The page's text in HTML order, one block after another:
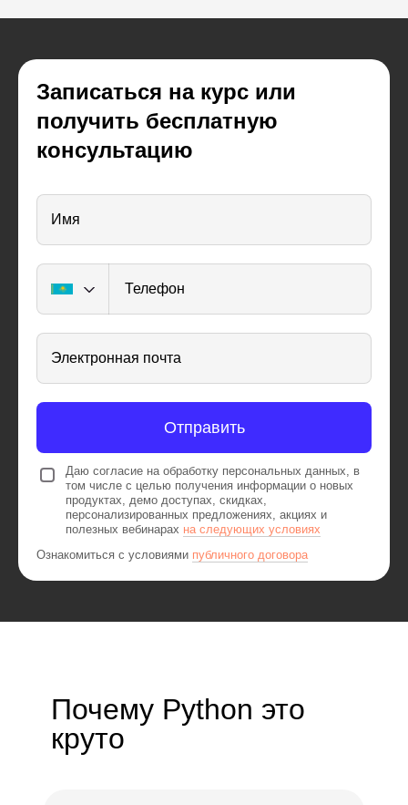
Записаться на курс или
получить бесплатную
консультацию
Имя
Телефон
Электронная почта
Отправить
Даю согласие на обработку персональных данных, в
том числе с целью получения информации о новых
продуктах, демо доступах, скидках,
персонализированных предложениях, акциях и
полезных вебинарах на следующих условиях
Ознакомиться с условиями публичного договора
Почему Python это
круто